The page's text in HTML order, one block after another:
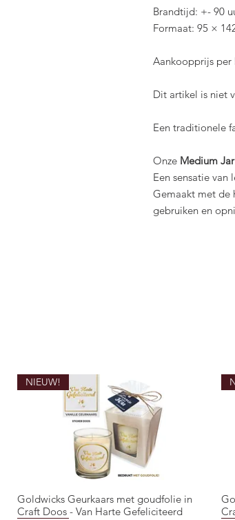
Brandtijd: +- 90
Formaat: 95 ×
Aankoopprijs per
Dit artikel is niet
Een traditionele
Onze Medium Jar
Een sensatie van
Gemaakt met de
gebruiken en
Snel overzicht
NIEUW!
Goldwicks Geurkaars met goudfolie in
Craft Doos - Van Harte Gefeliciteerd